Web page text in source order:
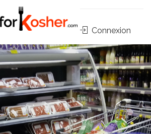
Connexion